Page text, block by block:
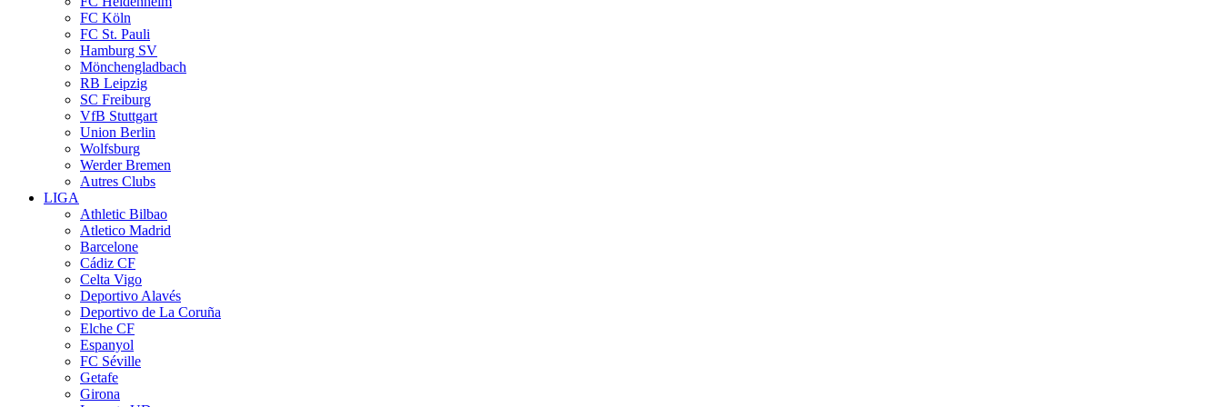
FC Köln
FC St. Pauli
Hamburg SV
Mönchengladbach
RB Leipzig
SC Freiburg
VfB Stuttgart
Union Berlin
Wolfsburg
Werder Bremen
Autres Clubs
LIGA
Athletic Bilbao
Atletico Madrid
Barcelone
Cádiz CF
Celta Vigo
Deportivo Alavés
Deportivo de La Coruña
Elche CF
Espanyol
FC Séville
Getafe
Girona